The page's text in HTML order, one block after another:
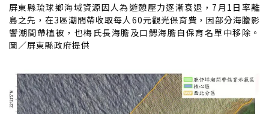
屏東縣琉球鄉海域資源因人為遊憩壓力逐漸衰退，7月1日率離
島之先，在3區潮間帶收取每人60元觀光保育費，因部分海膽影
響潮間帶植被，也梅氏長海膽及口鰓海膽自保育名單中移除。
圖／屏東縣政府提供